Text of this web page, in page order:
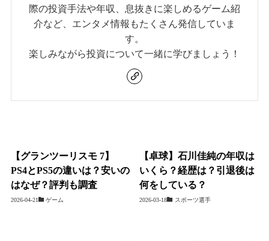
際の投資手法や年収、息抜きに楽しめるゲーム紹
介など、エンタメ情報もたくさん発信していま
す。
楽しみながら投資について一緒に学びましょう！
【グランツーリスモ 7】
PS4とPS5の違いは？安いの
はなぜ？評判も調査
2026-04-21 ゲーム
【卓球】石川佳純の年収は
いくら？経歴は？引退後は
何をしている？
2026-03-18 スポーツ選手